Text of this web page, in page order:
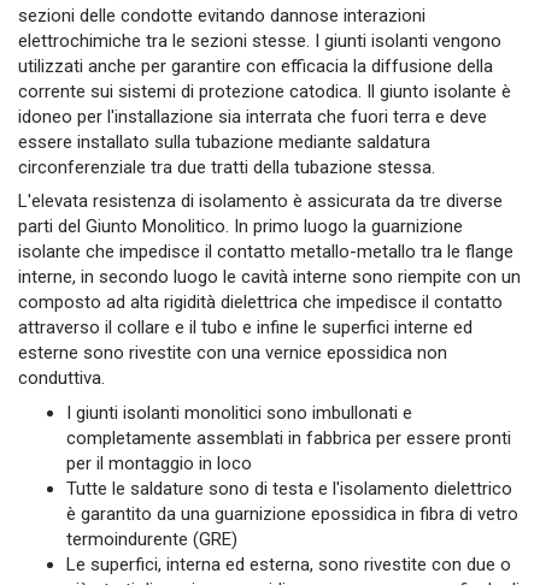
sezioni delle condotte evitando dannose interazioni
elettrochimiche tra le sezioni stesse. I giunti isolanti vengono
utilizzati anche per garantire con efficacia la diffusione della
corrente sui sistemi di protezione catodica. Il giunto isolante è
idoneo per l'installazione sia interrata che fuori terra e deve
essere installato sulla tubazione mediante saldatura
circonferenziale tra due tratti della tubazione stessa.
L'elevata resistenza di isolamento è assicurata da tre diverse
parti del Giunto Monolitico. In primo luogo la guarnizione
isolante che impedisce il contatto metallo-metallo tra le flange
interne, in secondo luogo le cavità interne sono riempite con un
composto ad alta rigidità dielettrica che impedisce il contatto
attraverso il collare e il tubo e infine le superfici interne ed
esterne sono rivestite con una vernice epossidica non
conduttiva.
I giunti isolanti monolitici sono imbullonati e
completamente assemblati in fabbrica per essere pronti
per il montaggio in loco
Tutte le saldature sono di testa e l'isolamento dielettrico
è garantito da una guarnizione epossidica in fibra di vetro
termoindurente (GRE)
Le superfici, interna ed esterna, sono rivestite con due o